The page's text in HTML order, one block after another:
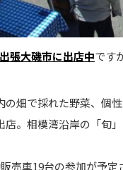
張大磯市に出店中です
の畑で採れた野菜、個
。相模湾沿岸の「旬
売車19台の参加が予定